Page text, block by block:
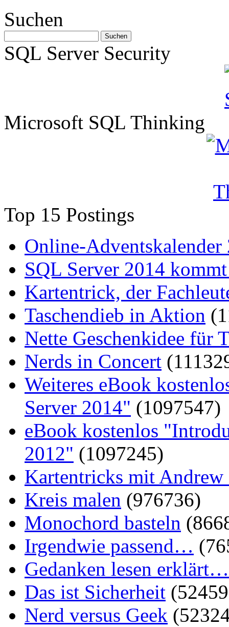
Suchen
SQL Server Security
Microsoft SQL Thinking
Top 15 Postings
Online-Adventskalender
SQL Server 2014
Kartentrick, der
Taschendieb in Aktion
Nette Geschenkidee für
Nerds in Concert
Weiteres eBook
Server 2014" (1097547)
eBook kostenlos
2012" (1097245)
Kartentricks mit
Kreis malen (976736)
Monochord basteln
Irgendwie passend…
Gedanken lesen erklärt…
Das ist Sicherheit
Nerd versus Geek